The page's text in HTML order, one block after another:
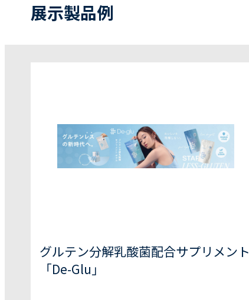
展示製品例
グルテン分解乳酸菌配合サプリメント
「De-Glu」